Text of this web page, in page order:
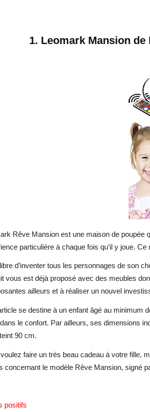
1. Leomark Mansion
Rêve Mansion est une maison de poupée
particulière à chaque fois qu’il y joue.
d’inventer tous les personnages de son
vous est déjà proposé avec des meubles
ailleurs et à réaliser un nouvel
se destine à un enfant âgé au minimum
le confort. Par ailleurs, ses dimensions
90 cm.
faire un très beau cadeau à votre fille,
concernant le modèle Rêve Mansion, signé
positifs